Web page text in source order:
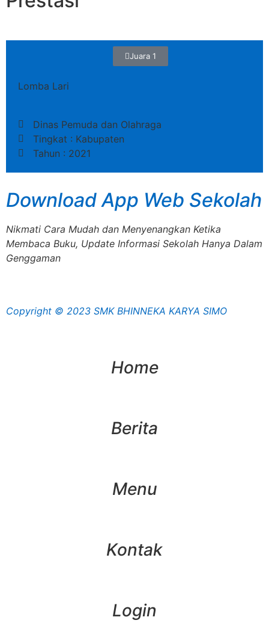
Juara 1
Lomba Lari
Dinas Pemuda dan Olahraga
Tingkat : Kabupaten
Tahun : 2021
Download App Web Sekolah
Nikmati Cara Mudah dan Menyenangkan Ketika
Membaca Buku, Update Informasi Sekolah Hanya Dalam
Genggaman
Copyright © 2023 SMK BHINNEKA KARYA SIMO
Home
Berita
Menu
Kontak
Login